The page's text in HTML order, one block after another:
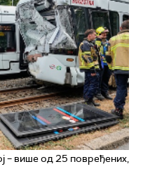
– више од 25 повређених,